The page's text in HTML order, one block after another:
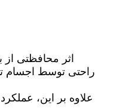
اثر محافظتی از
راحتی توسط اجسام
علاوه بر این،